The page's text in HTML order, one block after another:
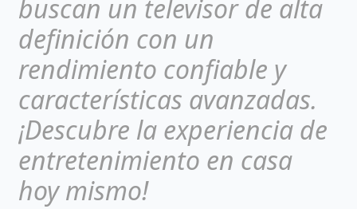
buscan un televisor de alta
definición con un
rendimiento confiable y
características avanzadas.
¡Descubre la experiencia de
entretenimiento en casa
hoy mismo!